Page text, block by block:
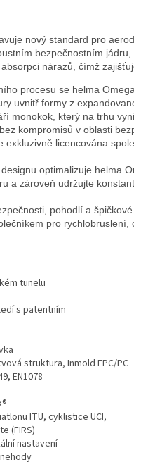
nový standard pro
bezpečnostním jádru,
nárazů, čímž zajišťuje,
procesu se helma Omega
uvnitř formy z expandované
monokok, který na trhu
kompromisů v oblasti
exkluzivně licencována
optimalizuje helma
a zároveň udržujte konstantní
pohodlí a špičkové
pro rychlobruslení,
tunelu
s patentním
struktura, Inmold EPC/PC
EN1078
ITU, cyklistice UCI,
(FIRS)
nastavení